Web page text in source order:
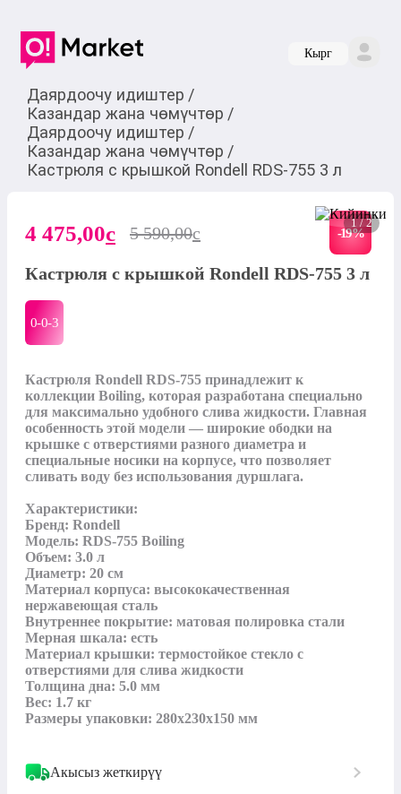
Кырг
Даярдоочу идиштер /
Казандар жана чөмүчтөр /
Даярдоочу идиштер /
Казандар жана чөмүчтөр /
Кастрюля с крышкой Rondell RDS-755 3 л
1 / 2
4 475,00c 5 590,00c -19%
Кастрюля с крышкой Rondell RDS-755 3 л
0-0-3
Кастрюля Rondell RDS-755 принадлежит к
коллекции Boiling, которая разработана специально
для максимально удобного слива жидкости. Главная
особенность этой модели — широкие ободки на
крышке с отверстиями разного диаметра и
специальные носики на корпусе, что позволяет
сливать воду без использования дуршлага.
Характеристики:
Бренд: Rondell
Модель: RDS-755 Boiling
Объем: 3.0 л
Диаметр: 20 см
Материал корпуса: высококачественная
нержавеющая сталь
Внутреннее покрытие: матовая полировка стали
Мерная шкала: есть
Материал крышки: термостойкое стекло с
отверстиями для слива жидкости
Толщина дна: 5.0 мм
Вес: 1.7 кг
Размеры упаковки: 280x230x150 мм
Акысыз жеткирүү